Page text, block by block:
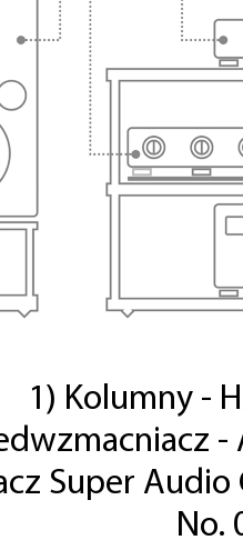
1) Kolumny -
-
Super Audio
No.